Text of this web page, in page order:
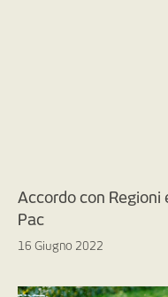
Accordo con
Pac
16 Giugno 2022